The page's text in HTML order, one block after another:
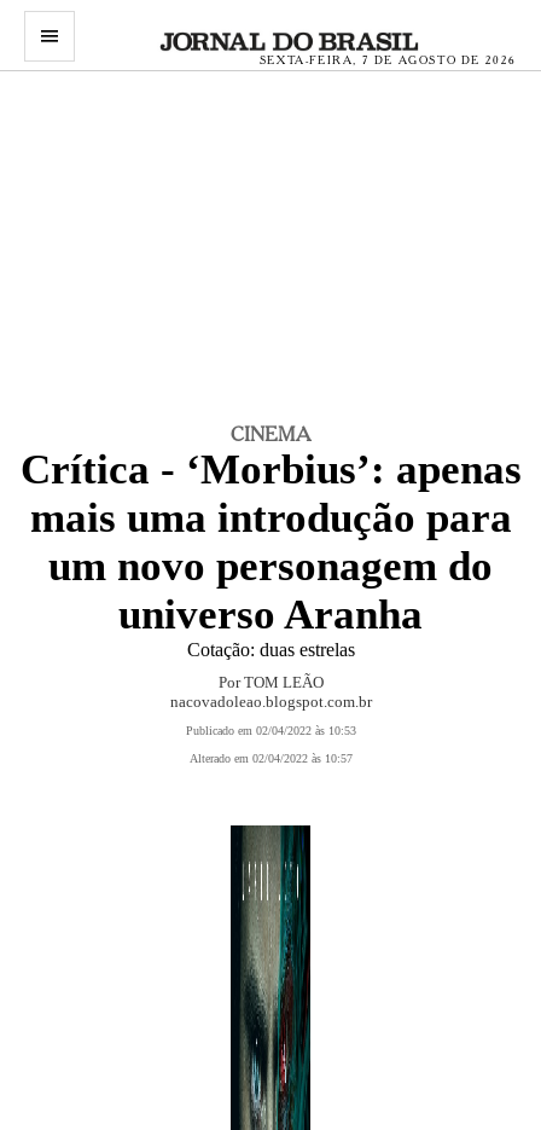
menu
SEXTA-FEIRA, 7 DE AGOSTO DE 2026
CINEMA
Crítica - ‘Morbius’: apenas
mais uma introdução para
um novo personagem do
universo Aranha
Cotação: duas estrelas
Por TOM LEÃO
nacovadoleao.blogspot.com.br
Publicado em 02/04/2022 às 10:53
Alterado em 02/04/2022 às 10:57